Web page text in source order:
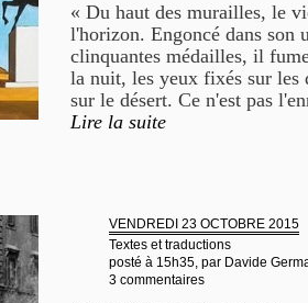
« Du haut des murailles, le
l'horizon. Engoncé dans son
clinquantes médailles, il
la nuit, les yeux fixés sur les
sur le désert. Ce n'est pas
Lire la suite
VENDREDI 23 OCTOBRE 2015
Textes et traductions
posté à 15h35, par Davide
3 commentaires